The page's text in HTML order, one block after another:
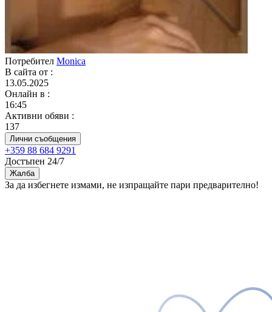
Потребител Monica
В сайта от :
13.05.2025
Онлайн в :
16:45
Активни обяви :
137
Лични съобщения
+359 88 684 9291
Достъпен 24/7
Жалба
За да избегнете измами, не изпращайте пари предварително!